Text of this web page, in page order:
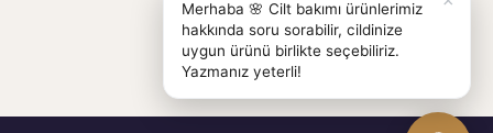
Merhaba 🌸 Cilt bakımı ürünlerimiz
hakkında soru sorabilir, cildinize
uygun ürünü birlikte seçebiliriz.
Yazmanız yeterli!